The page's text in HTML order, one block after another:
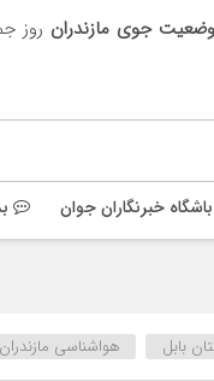
وضعیت جوی مازندران روز
خبرنگاران جوان
بابل هواشناسی مازندران